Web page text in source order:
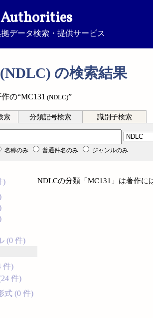
データ検索・提供サービス
の検索結果
の“MC131 (NDLC)”
索 分類記号検索 識別子検索
名称のみ 普通件名のみ ジャンルのみ
)
(0 件)
件)
件)
式 (0 件)
NDLCの分類「MC131」は著作に